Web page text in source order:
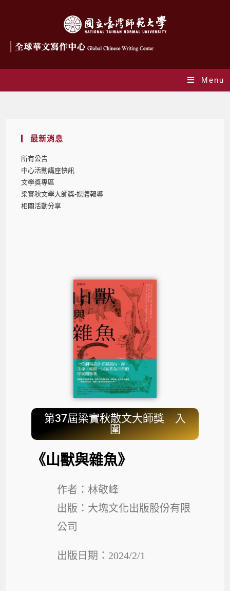
Menu
最新消息
所有公告
中心活動講座快訊
文學獎專區
梁實秋文學大師獎-媒體報導
相關活動分享
第37屆梁實秋散文大師獎 入
圍
《山獸與雜魚》
作者：林敬峰
出版：大塊文化出版股份有限
公司
出版日期：2024/2/1